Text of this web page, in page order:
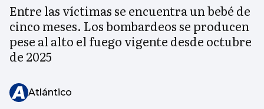
Entre las víctimas se encuentra un bebé de
cinco meses. Los bombardeos se producen
pese al alto el fuego vigente desde octubre
de 2025
Atlántico